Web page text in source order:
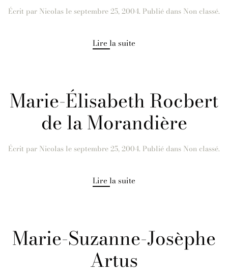
Écrit par Nicolas leseptembre 25, 2004. Publié dans Non classé.
Lire la suite
Marie-Élisabeth Rocbert
de la Morandière
Écrit par Nicolas leseptembre 25, 2004. Publié dans Non classé.
Lire la suite
Marie-Suzanne-Josèphe
Artus